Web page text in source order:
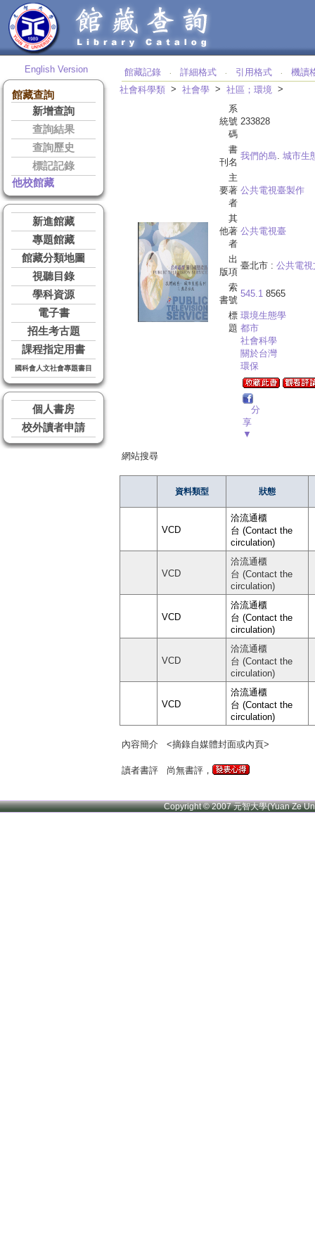
English Version
館藏查詢
新增查詢
查詢結果
查詢歷史
標記記錄
他校館藏
新進館藏
專題館藏
館藏分類地圖
視聽目錄
學科資源
電子書
招生考古題
課程指定用書
國科會人文社會專題書目
個人書房
校外讀者申請
館藏記錄 ‧ 詳細格式 ‧ 引用格式 ‧
機讀
社會科學類 > 社會學 > 社區；環境 >
系
統號
碼
233828
書
刊名
我們的島. 城市生
主
要著
者
公共電視臺製作
其
他著
者
公共電視臺
出
版項
臺北市 : 公共電
索
書號
545.1 8565
標
題
環境生態學
都市
社會科學
關於台灣
環保
分
享
▼
網站搜尋
資料類型 狀態
VCD
洽流通櫃
台 (Contact the
circulation)
VCD
洽流通櫃
台 (Contact the
circulation)
VCD
洽流通櫃
台 (Contact the
circulation)
VCD
洽流通櫃
台 (Contact the
circulation)
VCD
洽流通櫃
台 (Contact the
circulation)
內容簡介 <摘錄自媒體封面或內頁>
讀者書評 尚無書評，
Copyright © 2007 元智大學(Yuan Ze